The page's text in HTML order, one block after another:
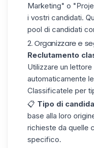
Marketing" o
i vostri candidati.
pool di candidati
2. Organizzare e
Reclutamento
Utilizzare un
automaticamente le
Classificatele per
📋 Tipo di
base alla loro
richieste da quelle
specifico.